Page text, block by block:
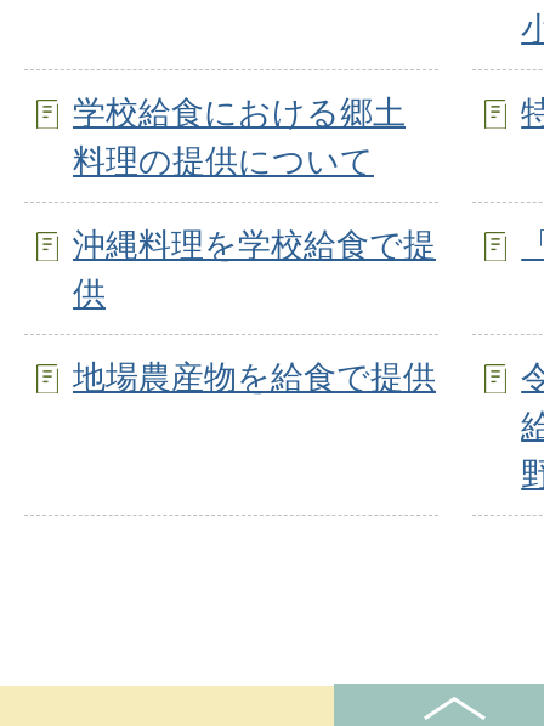
学校給食における郷土
料理の提供について
沖縄料理を学校給食で提
供
地場農産物を給食で提供